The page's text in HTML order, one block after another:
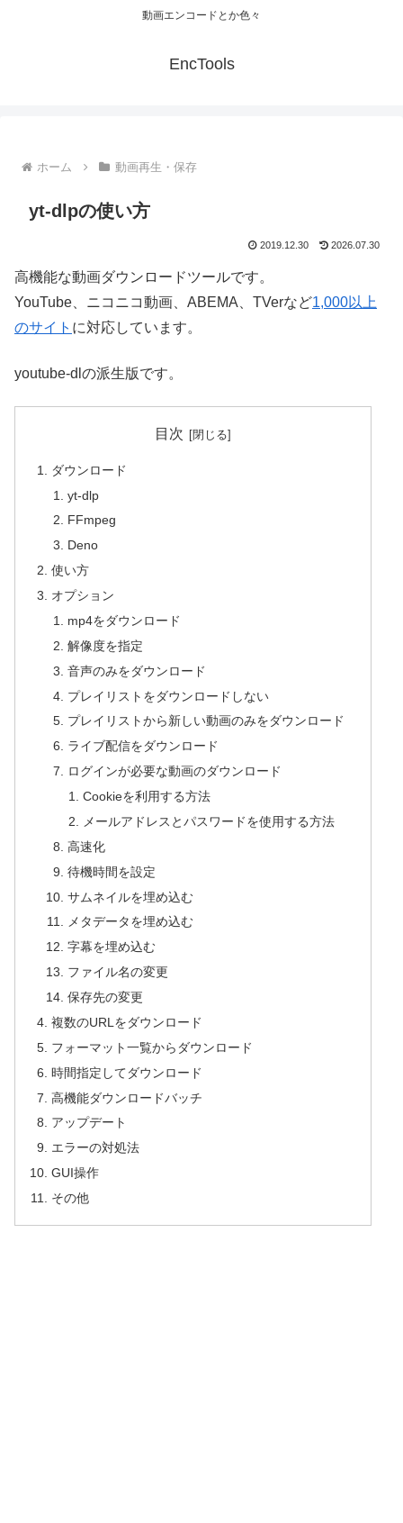
動画エンコードとか色々
EncTools
ホーム 動画再生・保存
yt-dlpの使い方
2019.12.30 2026.07.30
高機能な動画ダウンロードツールです。
YouTube、ニコニコ動画、ABEMA、TVerなど1,000以上
のサイト に対応しています。
youtube-dlの派生版です。
目次
ダウンロード
yt-dlp
FFmpeg
Deno
使い方
オプション
mp4をダウンロード
解像度を指定
音声のみをダウンロード
プレイリストをダウンロードしない
プレイリストから新しい動画のみをダウンロード
ライブ配信をダウンロード
ログインが必要な動画のダウンロード
Cookieを利用する方法
メールアドレスとパスワードを使用する方法
高速化
待機時間を設定
サムネイルを埋め込む
メタデータを埋め込む
字幕を埋め込む
ファイル名の変更
保存先の変更
複数のURLをダウンロード
フォーマット一覧からダウンロード
時間指定してダウンロード
高機能ダウンロードバッチ
アップデート
エラーの対処法
GUI操作
その他